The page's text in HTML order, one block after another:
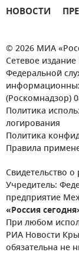
НОВОСТИ
© 2026 МИА
Сетевое
Федеральной
(Роскомнадзор)
Политика
логирования
Политика
Правила
Свидетельство
Учредитель:
предприятие
«Россия
При любом
РИА Новости
обязательна не